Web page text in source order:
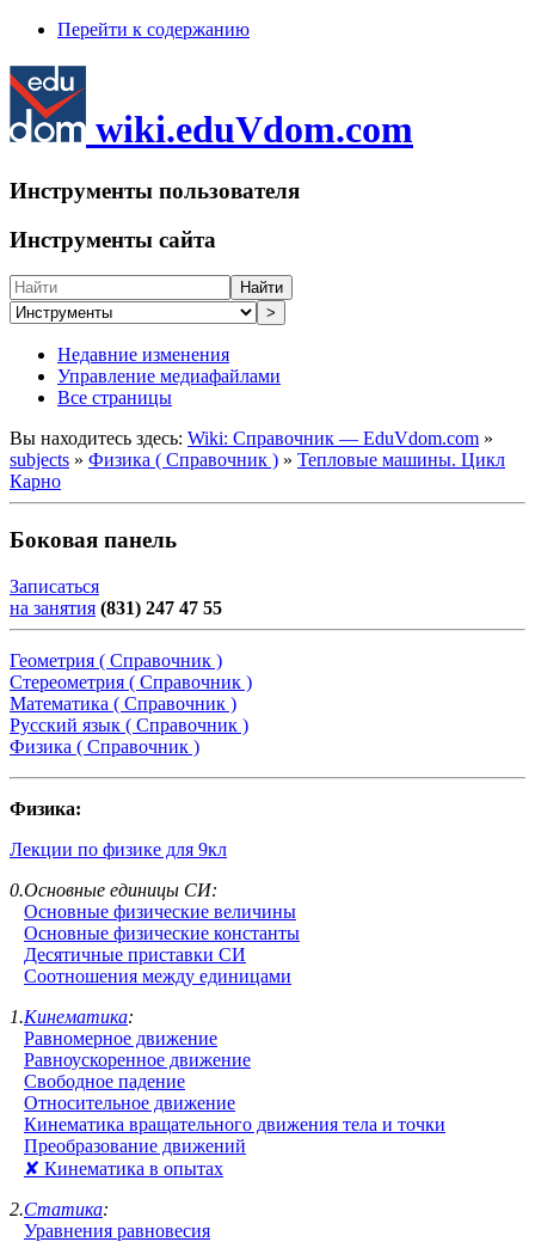
Перейти к содержанию
wiki.eduVdom.com
Инструменты пользователя
Инструменты сайта
Найти
>
Недавние изменения
Управление медиафайлами
Все страницы
Вы находитесь здесь: Wiki: Справочник — EduVdom.com »
subjects » Физика ( Справочник ) » Тепловые машины. Цикл
Карно
Боковая панель
Записаться
на занятия (831) 247 47 55
Геометрия ( Справочник )
Стереометрия ( Справочник )
Математика ( Справочник )
Русский язык ( Справочник )
Физика ( Справочник )
Физика:
Лекции по физике для 9кл
0.Основные единицы СИ:
Основные физические величины
Основные физические константы
Десятичные приставки СИ
Соотношения между единицами
1.Кинематика:
Равномерное движение
Равноускоренное движение
Свободное падение
Относительное движение
Кинематика вращательного движения тела и точки
Преобразование движений
✘ Кинематика в опытах
2.Статика:
Уравнения равновесия